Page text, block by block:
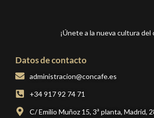
¡Únete a la nueva cultura del
Datos de contacto
administracion@concafe.es
+34 917 92 74 71
C/ Emilio Muñoz 15, 3ª planta, Madrid,